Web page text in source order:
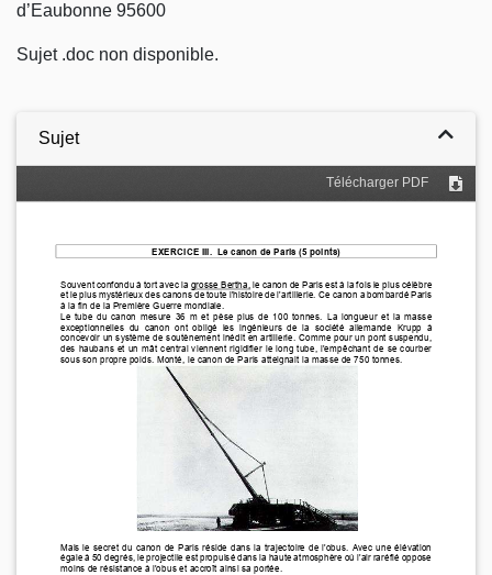
d’Eaubonne 95600
Sujet .doc non disponible.
Sujet